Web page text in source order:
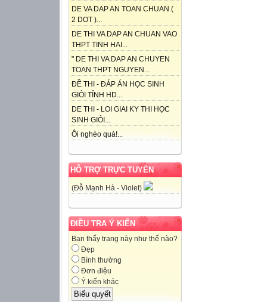
DE VA DAP AN TOAN CHUAN (
2 DOT )...
DE THI VA DAP AN CHUAN VAO
THPT TINH HAI...
" DE THI VA DAP AN CHUYEN
TOAN THPT NGUYEN...
ĐỀ THI - ĐÁP ÁN HỌC SINH
GIỎI TỈNH HD...
DE THI - LOI GIAI KY THI HỌC
SINH GIỎI...
Ôi nghèo quá!...
HỖ TRỢ TRỰC TUYẾN
(Đỗ Mạnh Hà - Violet)
ĐIỀU TRA Ý KIẾN
Bạn thấy trang này như thế nào?
Đẹp
Bình thường
Đơn điệu
Ý kiến khác